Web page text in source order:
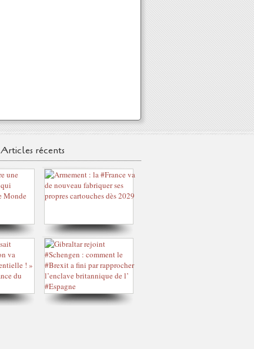
Articles récents